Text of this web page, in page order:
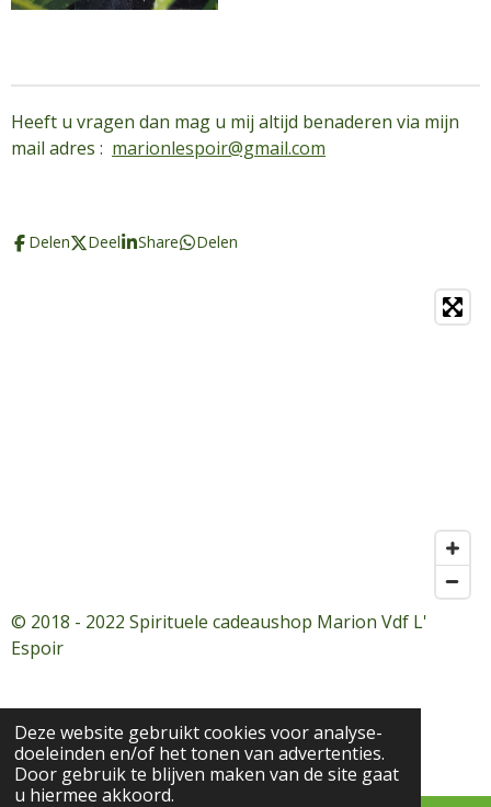
Deze website gebruikt cookies voor analyse-
doeleinden en/of het tonen van advertenties.
Door gebruik te blijven maken van de site gaat
u hiermee akkoord.
Heeft u vragen dan mag u mij altijd benaderen via mijn
mail adres : marionlespoir@gmail.com
Delen Deel Share Delen
© 2018 - 2022 Spirituele cadeaushop Marion Vdf L'
Espoir